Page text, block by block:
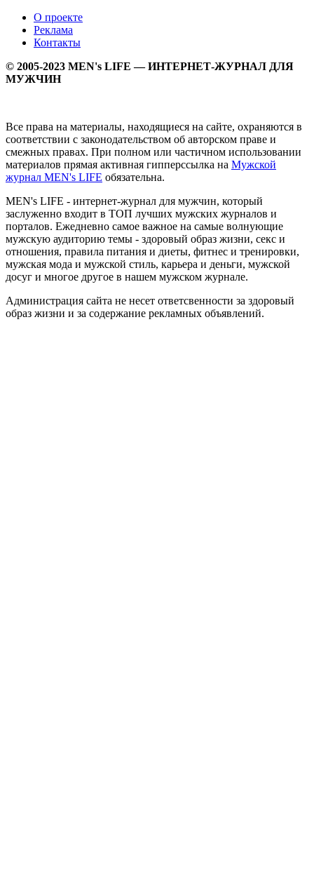
О проекте
Реклама
Контакты
© 2005-2023 MEN's LIFE — ИНТЕРНЕТ-ЖУРНАЛ ДЛЯ
МУЖЧИН
Все права на материалы, находящиеся на сайте, охраняются в
соответствии с законодательством об авторском праве и
смежных правах. При полном или частичном использовании
материалов прямая активная гипперссылка на Мужской
журнал MEN's LIFE обязательна.
MEN's LIFE - интернет-журнал для мужчин, который
заслуженно входит в ТОП лучших мужских журналов и
порталов. Ежедневно самое важное на самые волнующие
мужскую аудиторию темы - здоровый образ жизни, секс и
отношения, правила питания и диеты, фитнес и тренировки,
мужская мода и мужской стиль, карьера и деньги, мужской
досуг и многое другое в нашем мужском журнале.
Администрация сайта не несет ответсвенности за здоровый
образ жизни и за содержание рекламных объявлений.